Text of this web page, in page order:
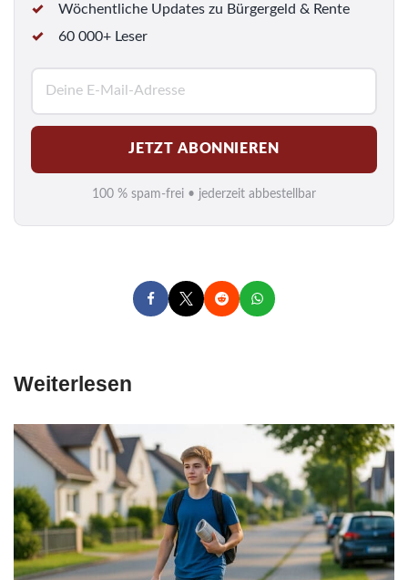
Wöchentliche Updates zu Bürgergeld & Rente
60 000+ Leser
M
a
i
l
*
JETZT ABONNIEREN
100 % spam-frei • jederzeit abbestellbar
Weiterlesen